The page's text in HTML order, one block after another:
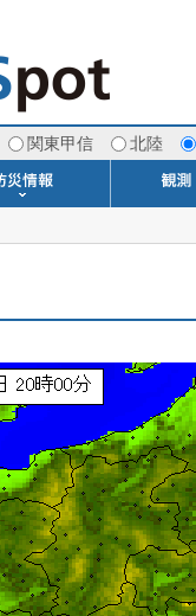
関東甲信 北陸